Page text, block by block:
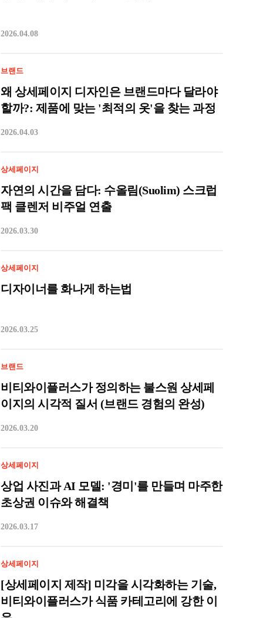
2026.04.08
브랜드
왜 상세페이지 디자인은 브랜드마다 달라야
할까?: 제품에 맞는 '최적의 옷'을 찾는 과정
2026.04.03
상세페이지
자연의 시간을 담다: 수올림(Suolim) 스크럽
팩 클렌저 비주얼 연출
2026.03.30
상세페이지
디자이너를 화나게 하는법
2026.03.25
브랜드
비티와이플러스가 정의하는 불스원 상세페
이지의 시각적 질서 (브랜드 경험의 완성)
2026.03.20
상세페이지
상업 사진과 AI 모델: '경미'를 만들며 마주한
초상권 이슈와 해결책
2026.03.17
상세페이지
[상세페이지 제작] 미각을 시각화하는 기술,
비티와이플러스가 식품 카테고리에 강한 이